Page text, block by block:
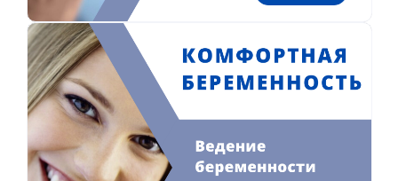
Комфортная беременность
Оставьте ваши контактные
данные
Спасибо!
Мы получили ваше обращение.